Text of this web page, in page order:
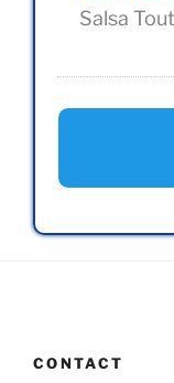
Salsa
CONTACT